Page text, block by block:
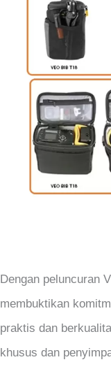
Dengan peluncuran
membuktikan
praktis dan
khusus dan